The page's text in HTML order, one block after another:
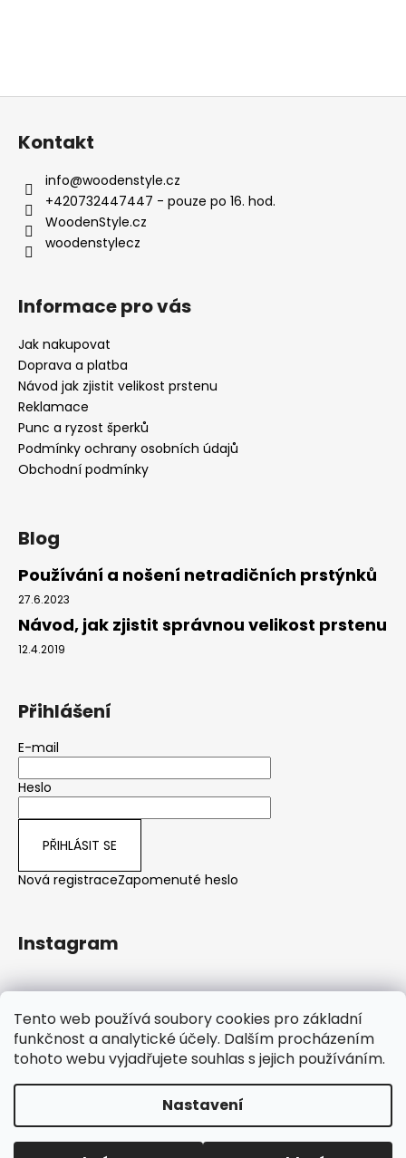
Tento web používá soubory cookies pro základní
funkčnost a analytické účely. Dalším procházením
tohoto webu vyjadřujete souhlas s jejich používáním.
Nastavení
Od 1. ledna 2026 omezený provoz v zákaznickém servisu –
dotazy vyřizujeme přednostně emailem (odpověď do 2
pracovních dnů), telefonicky po 16. hodině. Objednávky
Z
Kontakt
info@woodenstyle.cz
+420732447447 - pouze po 16. hod.
WoodenStyle.cz
woodenstylecz
Informace pro vás
Jak nakupovat
Doprava a platba
Návod jak zjistit velikost prstenu
Reklamace
Punc a ryzost šperků
Podmínky ochrany osobních údajů
Obchodní podmínky
Blog
Používání a nošení netradičních prstýnků
27.6.2023
Návod, jak zjistit správnou velikost prstenu
12.4.2019
Přihlášení
E-mail
Heslo
PŘIHLÁSIT SE
Nová registraceZapomenuté heslo
Instagram
Sledovat na Instagramu
Copyright 2026WoodenStyle.cz. Všechna práva